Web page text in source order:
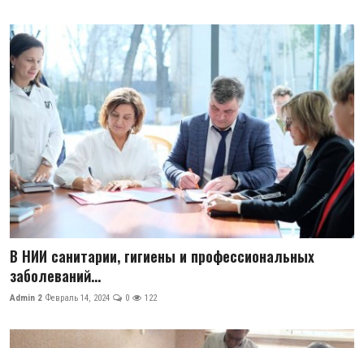
В НИИ санитарии, гигиены и профессиональных
заболеваний...
Admin 2 Февраль 14, 2024 0 122